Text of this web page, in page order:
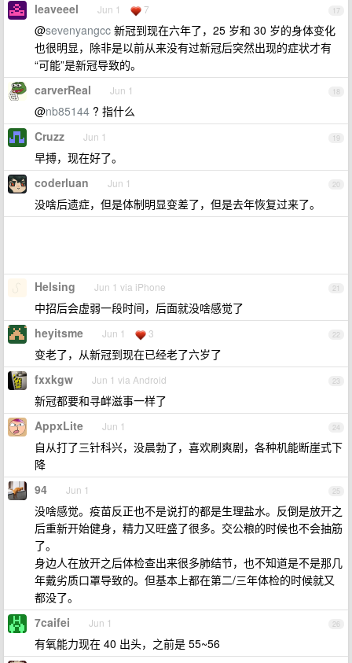
17
leaveeel Jun 1 7
@sevenyangcc 新冠到现在六年了，25 岁和 30 岁的身体变化
也很明显，除非是以前从来没有过新冠后突然出现的症状才有
“可能”是新冠导致的。
18
carverReal Jun 1
@nb85144 ? 指什么
19
Cruzz Jun 1
早搏，现在好了。
20
coderluan Jun 1
没啥后遗症，但是体制明显变差了，但是去年恢复过来了。
21
Helsing Jun 1 via iPhone
中招后会虚弱一段时间，后面就没啥感觉了
22
heyitsme Jun 1 3
变老了，从新冠到现在已经老了六岁了
23
fxxkgw Jun 1 via Android
新冠都要和寻衅滋事一样了
24
AppxLite Jun 1
自从打了三针科兴，没晨勃了，喜欢刷爽剧，各种机能断崖式下
降
25
94 Jun 1
没啥感觉。疫苗反正也不是说打的都是生理盐水。反倒是放开之
后重新开始健身，精力又旺盛了很多。交公粮的时候也不会抽筋
了。
身边人在放开之后体检查出来很多肺结节，也不知道是不是那几
年戴劣质口罩导致的。但基本上都在第二/三年体检的时候就又
都没了。
26
7caifei Jun 1
有氧能力现在 40 出头，之前是 55~56